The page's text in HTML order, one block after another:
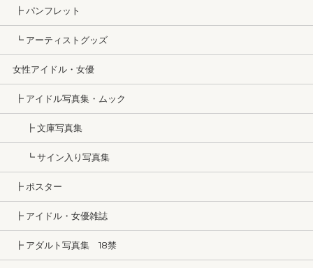
┣ パンフレット
┗ アーティストグッズ
女性アイドル・女優
┣ アイドル写真集・ムック
┣ 文庫写真集
┗ サイン入り写真集
┣ ポスター
┣ アイドル・女優雑誌
┣ アダルト写真集 18禁